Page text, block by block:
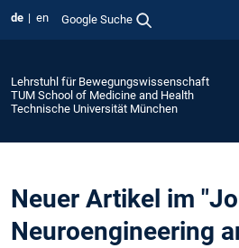
de en Google Suche
Lehrstuhl für Bewegungswissenschaft
TUM School of Medicine and Health
Technische Universität München
Neuer Artikel im
Neuroengineering